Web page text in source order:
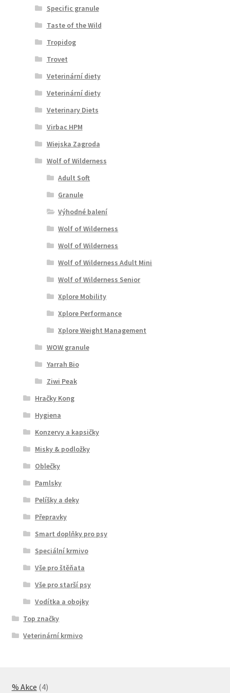
Specific granule
Taste of the Wild
Tropidog
Trovet
Veterinární diety
Veterinární diety
Veterinary Diets
Virbac HPM
Wiejska Zagroda
Wolf of Wilderness
Adult Soft
Granule
Výhodné balení
Wolf of Wilderness
Wolf of Wilderness
Wolf of Wilderness Adult Mini
Wolf of Wilderness Senior
Xplore Mobility
Xplore Performance
Xplore Weight Management
WOW granule
Yarrah Bio
Ziwi Peak
Hračky Kong
Hygiena
Konzervy a kapsičky
Misky & podložky
Oblečky
Pamlsky
Pelíšky a deky
Přepravky
Smart doplňky pro psy
Speciální krmivo
Vše pro štěňata
Vše pro starší psy
Vodítka a obojky
Top značky
Veterinární krmivo
% Akce 44